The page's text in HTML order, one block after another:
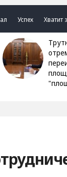
Успех Хватит
Трутнев назвал